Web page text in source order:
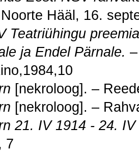
Hääl, 16.
Teatriühingu
ja Endel Pärnale.
[nekroloog]. –
[nekroloog]. –
21. IV 1914 - 24.
7